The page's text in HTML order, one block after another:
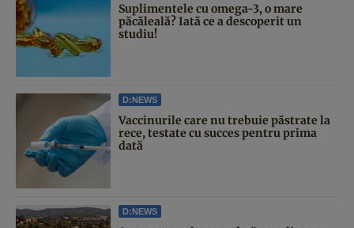
Suplimentele cu omega-3, o mare
păcăleală? Iată ce a descoperit un
studiu!
D:NEWS
Vaccinurile care nu trebuie păstrate la
rece, testate cu succes pentru prima
dată
D:NEWS